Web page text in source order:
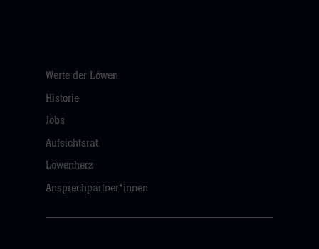
Werte der Löwen
Historie
Jobs
Aufsichtsrat
Löwenherz
Ansprechpartner*innen